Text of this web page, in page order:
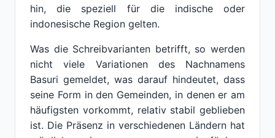
hin, die speziell für die indische oder
indonesische Region gelten.
Was die Schreibvarianten betrifft, so werden
nicht viele Variationen des Nachnamens
Basuri gemeldet, was darauf hindeutet, dass
seine Form in den Gemeinden, in denen er am
häufigsten vorkommt, relativ stabil geblieben
ist. Die Präsenz in verschiedenen Ländern hat